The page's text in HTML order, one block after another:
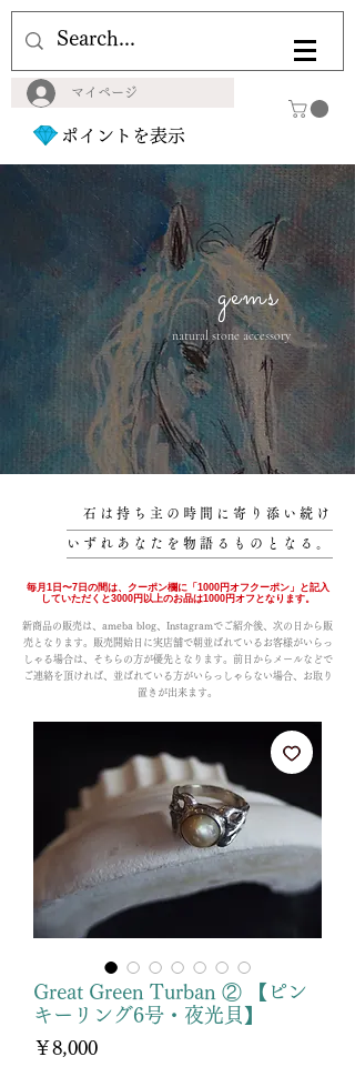
マイページ
ポイントを表示
gems
natural stone accessory
石は持ち主の時間に寄り添い続け
いずれあなたを物語るものとなる。
毎月1日〜7日の間は、クーポン欄に「1000円オフクーポン」と記入
していただくと3000円以上のお品は1000円オフとなります。
新商品の販売は、ameba blog、Instagramでご紹介後、次の日から販
売となります。販売開始日に実店舗で朝並ばれているお客様がいらっ
しゃる場合は、そちらの方が優先となります。前日からメールなどで
ご連絡を頂ければ、並ばれている方がいらっしゃらない場合、お取り
置きが出来ます。
Great Green Turban ② 【ピン
キーリング6号・夜光貝】
￥8,000価